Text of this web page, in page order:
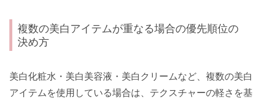
複数の美白アイテムが重なる場合の優先順位の
決め方
美白化粧水・美白美容液・美白クリームなど、複数の美白
アイテムを使用している場合は、テクスチャーの軽さを基